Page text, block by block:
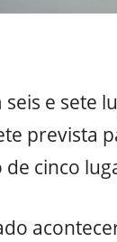
e sete
prevista
cinco